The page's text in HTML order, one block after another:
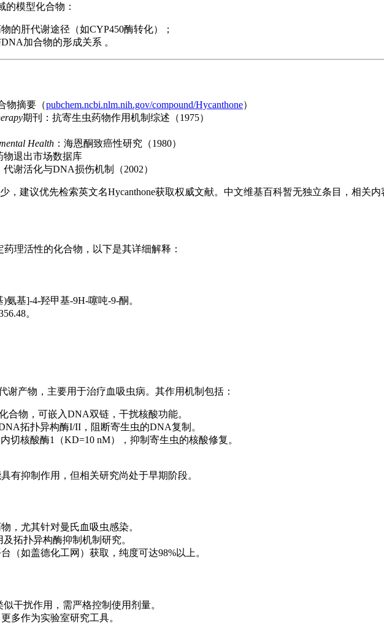
模型化合物：
的肝代谢途径（如CYP450酶转化）；
加合物的形成关系 。
物摘要（pubchem.ncbi.nlm.nih.gov/compound/Hycanthone）
期刊：抗寄生虫药物作用机制综述（1975）
Health ：海恩酮致癌性研究（1980）
退出市场数据库
代谢活化与DNA损伤机制（2002）
，建议优先检索英文名Hycanthone获取权威文献。中文维基百科暂无独立条目，相关
理活性的化合物，以下是其详细解释：
基]-4-羟甲基-9H-噻吨-9-酮。
。
谢产物，主要用于治疗血吸虫病。其作用机制包括：
合物，可嵌入DNA双链，干扰核酸功能。
拓扑异构酶I/II，阻断寄生虫的DNA复制。
切核酸酶1（KD=10 nM），抑制寄生虫的核酸修复。
有抑制作用，但相关研究尚处于早期阶段。
，尤其针对曼氏血吸虫感染。
拓扑异构酶抑制机制研究。
（如盖德化工网）获取，纯度可达98%以上。
干扰作用，需严格控制使用剂量。
多作为实验室研究工具。